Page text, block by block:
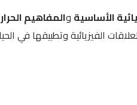
الأساسية والمفاهيم
الفيزيائية وتطبيقها في